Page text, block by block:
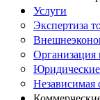
Услуги
Экспертиза
Организация
Юридические
Независимая